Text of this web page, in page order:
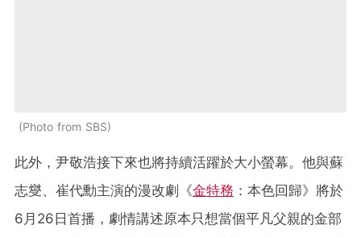
Photo from SBS
此外，尹敬浩接下來也將持續活躍於大小螢幕。他與蘇
志燮、崔代勳主演的漫改劇《金特務 ：本色回歸》將於
6月26日首播，劇情講述原本只想當個平凡父親的金部